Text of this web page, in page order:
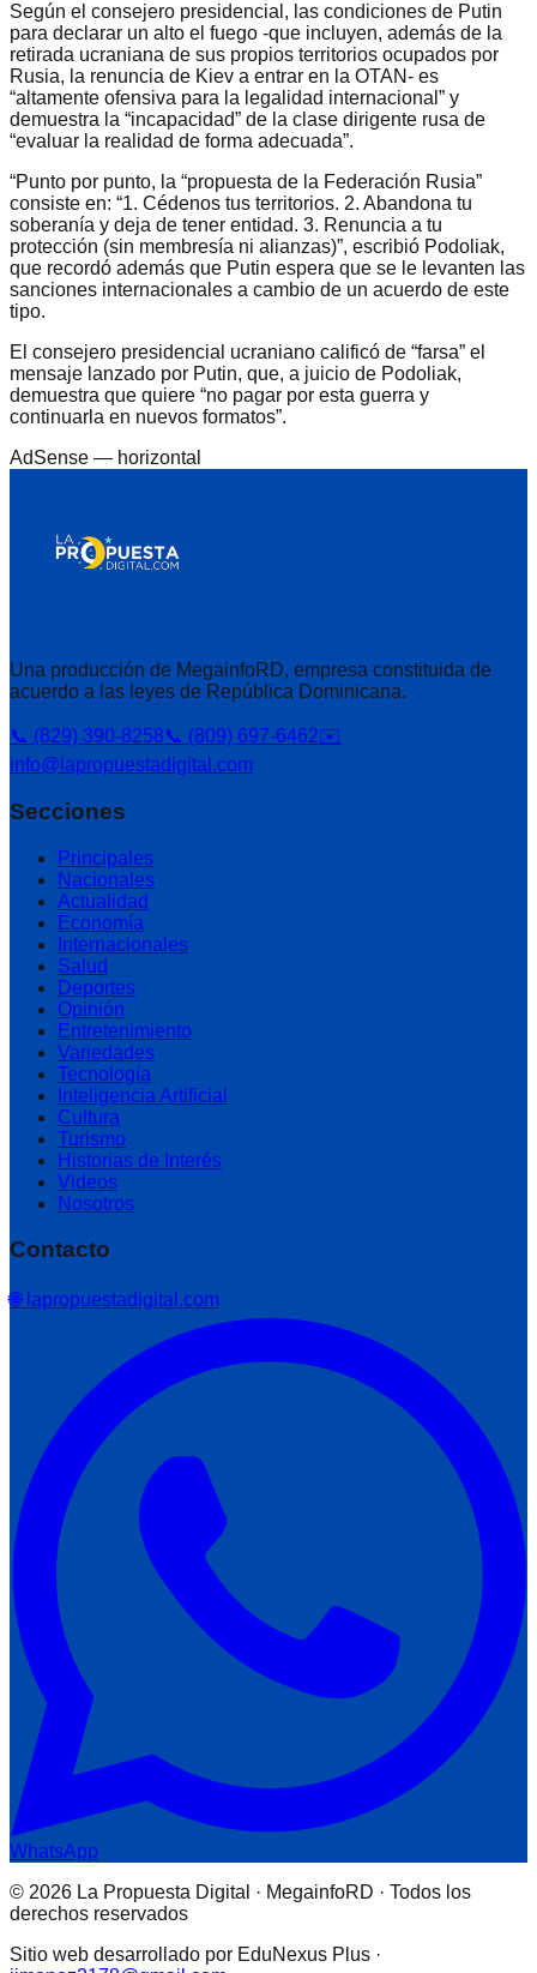
Según el consejero presidencial, las condiciones de Putin
para declarar un alto el fuego -que incluyen, además de la
retirada ucraniana de sus propios territorios ocupados por
Rusia, la renuncia de Kiev a entrar en la OTAN- es
“altamente ofensiva para la legalidad internacional” y
demuestra la “incapacidad” de la clase dirigente rusa de
“evaluar la realidad de forma adecuada”.
“Punto por punto, la “propuesta de la Federación Rusia”
consiste en: “1. Cédenos tus territorios. 2. Abandona tu
soberanía y deja de tener entidad. 3. Renuncia a tu
protección (sin membresía ni alianzas)”, escribió Podoliak,
que recordó además que Putin espera que se le levanten las
sanciones internacionales a cambio de un acuerdo de este
tipo.
El consejero presidencial ucraniano calificó de “farsa” el
mensaje lanzado por Putin, que, a juicio de Podoliak,
demuestra que quiere “no pagar por esta guerra y
continuarla en nuevos formatos”.
AdSense — horizontal
Una producción de MegainfoRD, empresa constituida de
acuerdo a las leyes de República Dominicana.
📞 (829) 390-8258📞 (809) 697-6462✉️
info@lapropuestadigital.com
Secciones
Principales
Nacionales
Actualidad
Economía
Internacionales
Salud
Deportes
Opinión
Entretenimiento
Variedades
Tecnología
Inteligencia Artificial
Cultura
Turismo
Historias de Interés
Videos
Nosotros
Contacto
🌐 lapropuestadigital.com
WhatsApp
© 2026 La Propuesta Digital · MegainfoRD · Todos los
derechos reservados
Sitio web desarrollado por EduNexus Plus ·